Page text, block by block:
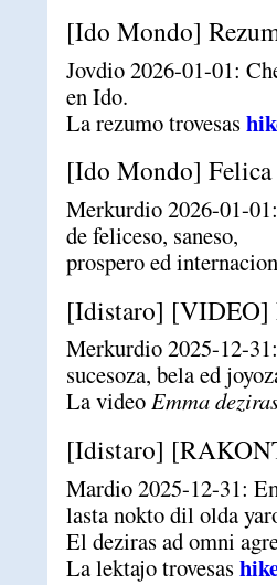
[Ido Mondo]
Jovdio 2026-01-01:
en Ido.
La rezumo trovesas
[Ido Mondo]
Merkurdio 2026-01-
de feliceso, saneso,
prospero ed
[Idistaro] [VIDEO]
Merkurdio 2025-12-
sucesoza, bela ed
La videoEmma
[Idistaro]
Mardio 2025-12-31:
lasta nokto dil olda
El deziras ad omni
La lektajo trovesas